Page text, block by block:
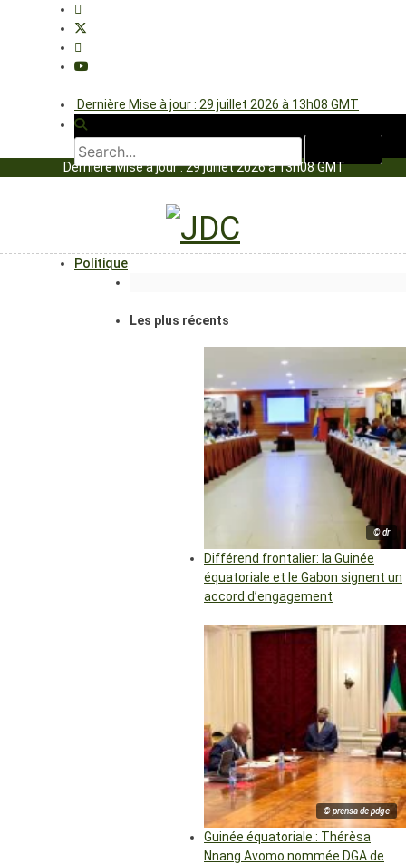
Dernière Mise à jour : 29 juillet 2026 à 13h08 GMT
Dernière Mise à jour : 29 juillet 2026 à 13h08 GMT
Politique
Les plus récents
© dr
Différend frontalier: la Guinée
équatoriale et le Gabon signent un
accord d’engagement
© prensa de pdge
Guinée équatoriale : Thérèsa
Nnang Avomo nommée DGA de